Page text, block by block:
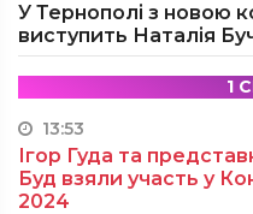
У Тернополі з новою
виступить Наталія
1
13:53
Ігор Гуда та
Буд взяли участь у
2024